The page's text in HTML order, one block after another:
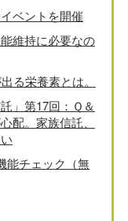
ベントを開催
維持に必要なの
る栄養素とは。
」第17回：Ｑ＆
配。家族信託、
能チェック（無